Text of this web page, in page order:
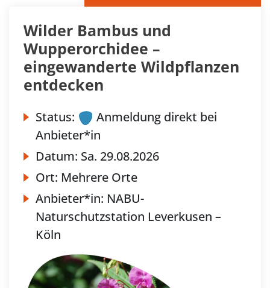
Wilder Bambus und
Wupperorchidee –
eingewanderte Wildpflanzen
entdecken
Status:
Anmeldung direkt bei
Anbieter*in
Datum: Sa. 29.08.2026
Ort: Mehrere Orte
Anbieter*in: NABU-
Naturschutzstation Leverkusen –
Köln